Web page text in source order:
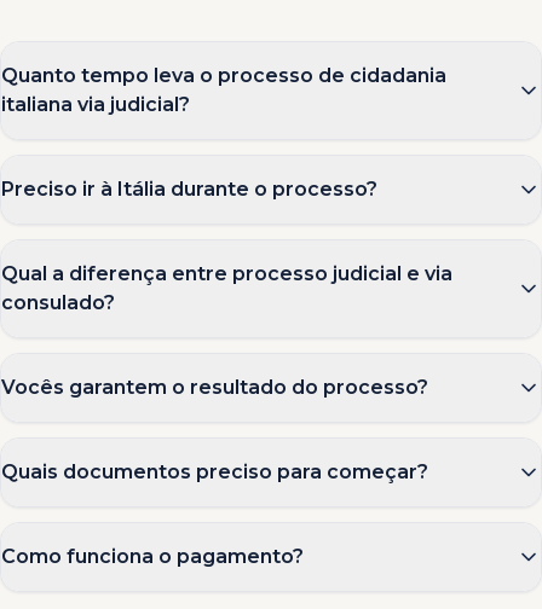
Quanto tempo leva o processo de cidadania
italiana via judicial?
Preciso ir à Itália durante o processo?
Qual a diferença entre processo judicial e via
consulado?
Vocês garantem o resultado do processo?
Quais documentos preciso para começar?
Como funciona o pagamento?